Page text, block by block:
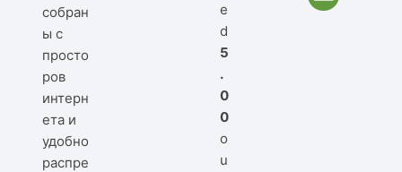
собран
ы с
просто
ров
интерн
ета и
удобно
распре
e
d
5
.
0
0
o
u